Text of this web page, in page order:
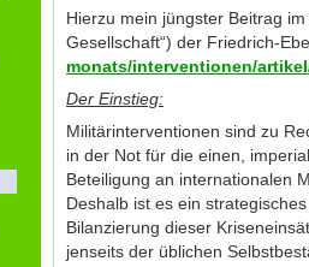
Hierzu mein jüngster Beitrag
Gesellschaft“) der Friedrich-
monats/interventionen/
Der Einstieg:
Militärinterventionen sind zu
in der Not für die einen,
Beteiligung an internationalen
Deshalb ist es ein
Bilanzierung dieser
jenseits der üblichen